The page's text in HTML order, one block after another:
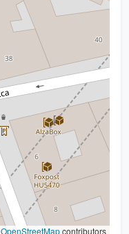
OpenStreetMapcontributors